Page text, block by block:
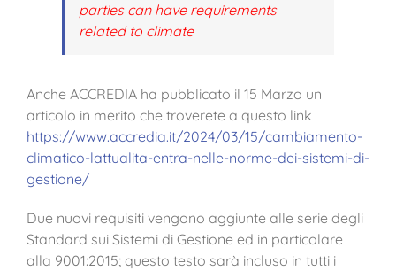
parties can have requirements
related to climate
Anche ACCREDIA ha pubblicato il 15 Marzo un
articolo in merito che troverete a questo link
https://www.accredia.it/2024/03/15/cambiamento-
climatico-lattualita-entra-nelle-norme-dei-sistemi-di-
gestione/
Due nuovi requisiti vengono aggiunte alle serie degli
Standard sui Sistemi di Gestione ed in particolare
alla 9001:2015; questo testo sarà incluso in tutti i